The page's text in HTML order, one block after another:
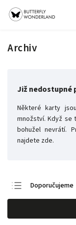
Archiv
Již nedostupné
Některé karty
množství. Když se
bohužel nevrátí.
najdete zde.
Doporučujeme
Nejlevnější
Nejdražší